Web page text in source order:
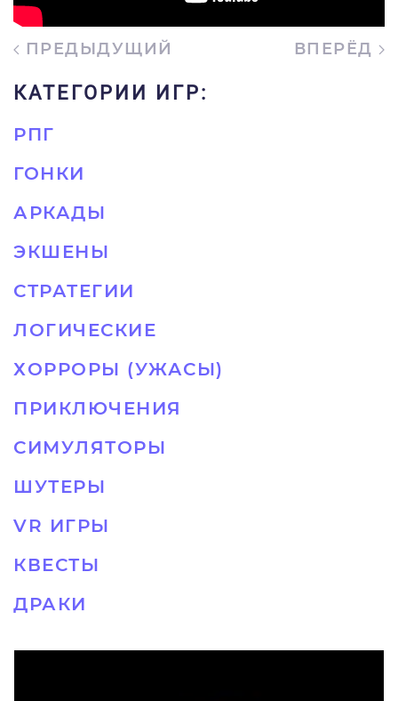
ПРЕДЫДУЩИЙ ВПЕРЁД
КАТЕГОРИИ ИГР:
РПГ
ГОНКИ
АРКАДЫ
ЭКШЕНЫ
СТРАТЕГИИ
ЛОГИЧЕСКИЕ
ХОРРОРЫ (УЖАСЫ)
ПРИКЛЮЧЕНИЯ
СИМУЛЯТОРЫ
ШУТЕРЫ
VR ИГРЫ
КВЕСТЫ
ДРАКИ